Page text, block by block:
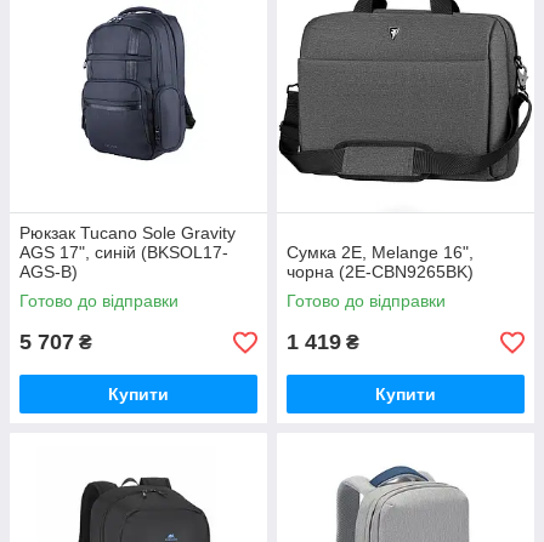
Рюкзак Tucano Sole Gravity
AGS 17", синій (BKSOL17-
AGS-B)
Готово до відправки
5 707 ₴
Купити
Сумка 2E, Melange 16",
чорна (2E-CBN9265BK)
Готово до відправки
1 419 ₴
Купити